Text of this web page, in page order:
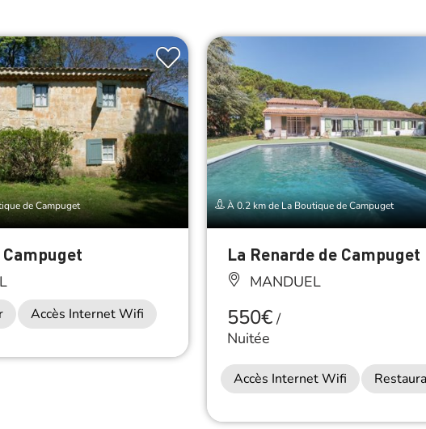
de Campuget
Accès Internet Wifi
À 0.2 km de La Boutique de Campuget
La Renarde de Campuget
MANDUEL
550€/
Nuitée
Accès Internet Wifi